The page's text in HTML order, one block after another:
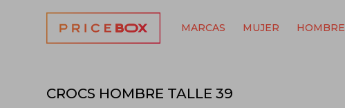
MARCAS MUJER HOMBRE
CROCS HOMBRE TALLE 39